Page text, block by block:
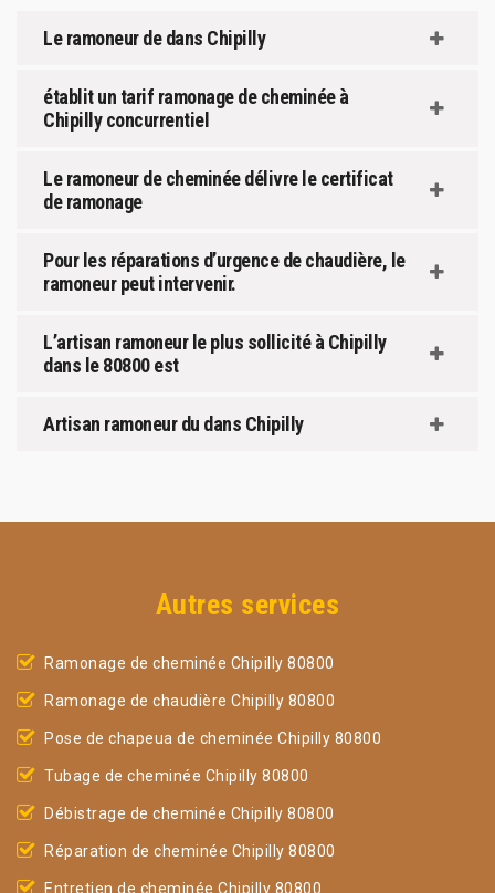
Le ramoneur de dans Chipilly
établit un tarif ramonage de cheminée à
Chipilly concurrentiel
Le ramoneur de cheminée délivre le certificat
de ramonage
Pour les réparations d’urgence de chaudière, le
ramoneur peut intervenir.
L’artisan ramoneur le plus sollicité à Chipilly
dans le 80800 est
Artisan ramoneur du dans Chipilly
Autres services
Ramonage de cheminée Chipilly 80800
Ramonage de chaudière Chipilly 80800
Pose de chapeua de cheminée Chipilly 80800
Tubage de cheminée Chipilly 80800
Débistrage de cheminée Chipilly 80800
Réparation de cheminée Chipilly 80800
Entretien de cheminée Chipilly 80800